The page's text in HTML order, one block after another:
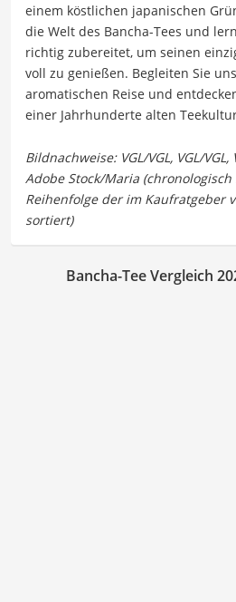
einem köstlichen japanischen
die Welt des Bancha-Tees und
richtig zubereitet, um seinen
voll zu genießen. Begleiten Sie
aromatischen Reise und
einer Jahrhunderte alten
Bancha-Tee Vergleich